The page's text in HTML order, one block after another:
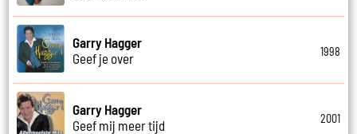
Garry Hagger
Geef je over
1998
Garry Hagger
Geef mij meer tijd
2001